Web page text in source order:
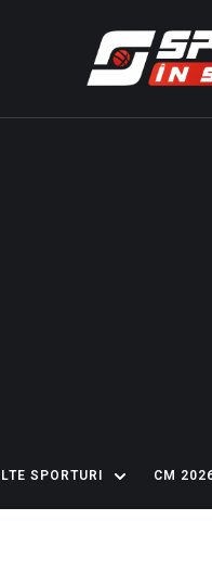
SPORTURI CM